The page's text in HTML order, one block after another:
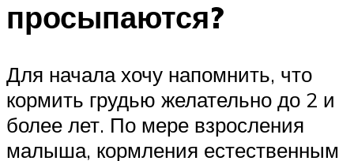
просыпаются?
Для начала хочу напомнить, что
кормить грудью желательно до 2 и
более лет. По мере взросления
малыша, кормления естественным